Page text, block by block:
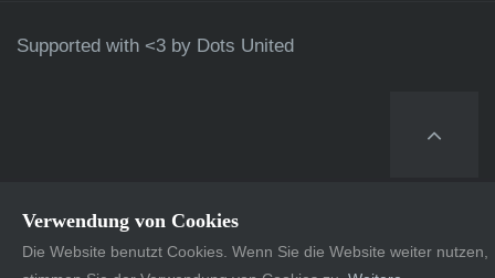
Supported with <3 by Dots United
Verwendung von Cookies
Die Website benutzt Cookies. Wenn Sie die Website weiter nutzen,